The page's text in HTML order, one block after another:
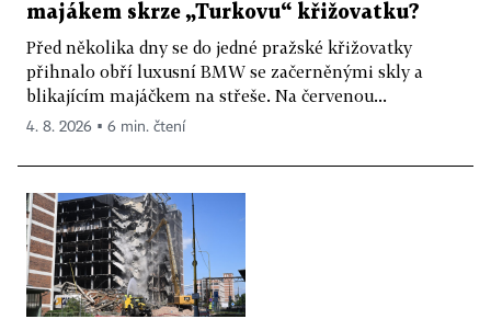
majákem skrze „Turkovu“ křižovatku?
Před několika dny se do jedné pražské křižovatky
přihnalo obří luxusní BMW se začerněnými skly a
blikajícím majáčkem na střeše. Na červenou...
4. 8. 2026 ▪ 6 min. čtení